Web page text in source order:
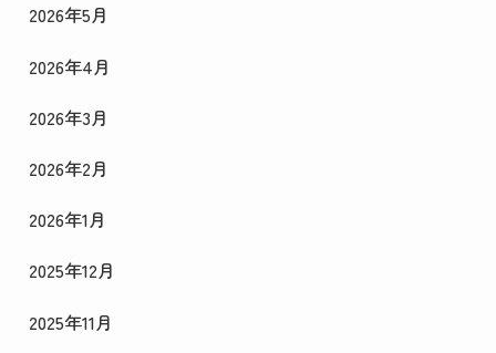
2026年5月
2026年4月
2026年3月
2026年2月
2026年1月
2025年12月
2025年11月